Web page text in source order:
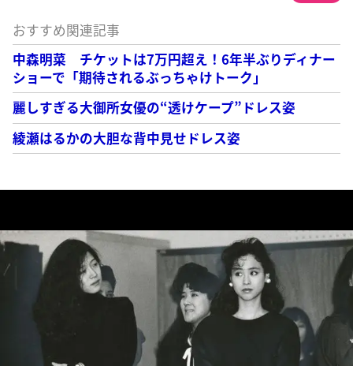
おすすめ関連記事
中森明菜 チケットは7万円超え！6年半ぶりディナー
ショーで「期待されるぶっちゃけトーク」
麗しすぎる大御所女優の“透けケープ”ドレス姿
綾瀬はるかの大胆な背中見せドレス姿